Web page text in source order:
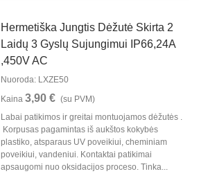
Hermetiška Jungtis Dėžutė Skirta 2
Laidų 3 Gyslų Sujungimui IP66,24A
,450V AC
Nuoroda: LXZE50
Kaina3,90 € (su PVM)
Labai patikimos ir greitai montuojamos dėžutės .
Korpusas pagamintas iš aukštos kokybės
plastiko, atsparaus UV poveikiui, cheminiam
poveikiui, vandeniui. Kontaktai patikimai
apsaugomi nuo oksidacijos proceso. Tinka...